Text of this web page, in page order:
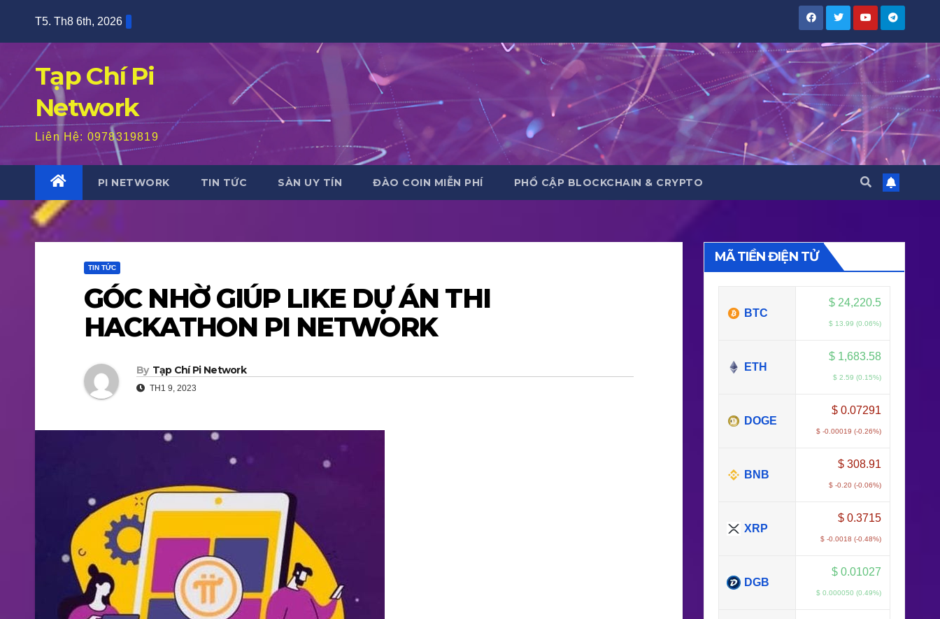
T5. Th8 6th, 2026
Tạp Chí Pi
Network
Liên Hệ: 0978319819
PI NETWORK TIN TỨC SÀN UY TÍN ĐÀO COIN MIỄN PHÍ PHỔ CẬP BLOCKCHAIN & CRYPTO
TIN TỨC
GÓC NHỜ GIÚP LIKE DỰ ÁN THI
HACKATHON PI NETWORK
By Tạp Chí Pi Network
TH1 9, 2023
MÃ TIỀN ĐIỆN TỬ
BTC
$ 24,220.5
$ 13.99 (0.06%)
ETH
$ 1,683.58
$ 2.59 (0.15%)
DOGE
$ 0.07291
$ -0.00019 (-0.26%)
BNB
$ 308.91
$ -0.20 (-0.06%)
XRP
$ 0.3715
$ -0.0018 (-0.48%)
DGB
$ 0.01027
$ 0.000050 (0.49%)